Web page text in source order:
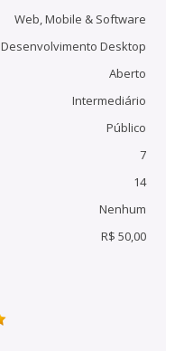
Web, Mobile & Software
Desenvolvimento Desktop
Aberto
Intermediário
Público
7
14
Nenhum
R$ 50,00